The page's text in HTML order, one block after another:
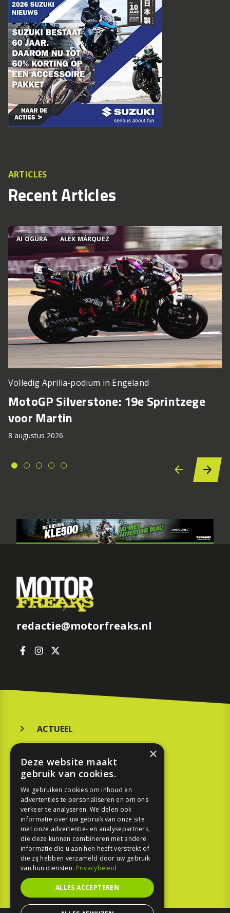
ARTICLES
Recent Articles
AI OGURA ALEX MÁRQUEZ
Volledig Aprilia-podium in Engeland
MotoGP Silverstone: 19e Sprintzege
voor Martin
8 augustus 2026
redactie@motorfreaks.nl
ACTUEEL
KOOPGIDS
TESTEN
SPORT
REPORTAGE
TOUREN
NIEUWSBRIEF
×
Deze website maakt
gebruik van cookies.
We gebruiken cookies om inhoud en
advertenties te personaliseren en om ons
verkeer te analyseren. We delen ook
informatie over uw gebruik van onze site
met onze advertentie- en analysepartners,
die deze kunnen combineren met andere
informatie die u aan hen heeft verstrekt of
die zij hebben verzameld door uw gebruik
van hun diensten. Privacybeleid
ALLES ACCEPTEREN